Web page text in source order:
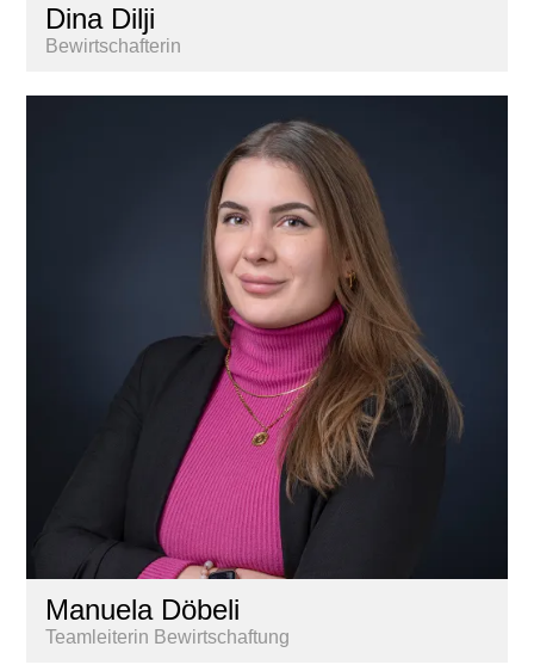
Dina Dilji
Bewirtschafterin
Manuela Döbeli
Teamleiterin Bewirtschaftung